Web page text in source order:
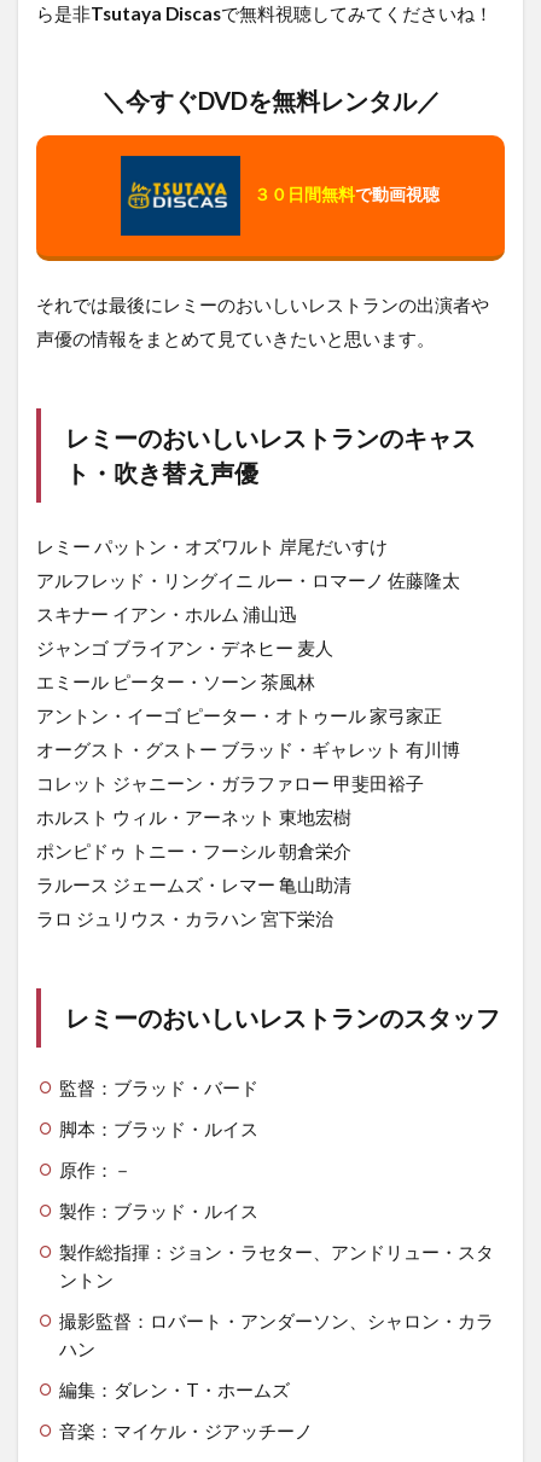
ら是非Tsutaya Discasで無料視聴してみてくださいね！
＼今すぐDVDを無料レンタル／
３０日間無料で動画視聴
それでは最後にレミーのおいしいレストランの出演者や
声優の情報をまとめて見ていきたいと思います。
レミーのおいしいレストランのキャス
ト・吹き替え声優
レミー パットン・オズワルト 岸尾だいすけ
アルフレッド・リングイニ ルー・ロマーノ 佐藤隆太
スキナー イアン・ホルム 浦山迅
ジャンゴ ブライアン・デネヒー 麦人
エミール ピーター・ソーン 茶風林
アントン・イーゴ ピーター・オトゥール 家弓家正
オーグスト・グストー ブラッド・ギャレット 有川博
コレット ジャニーン・ガラファロー 甲斐田裕子
ホルスト ウィル・アーネット 東地宏樹
ポンピドゥ トニー・フーシル 朝倉栄介
ラルース ジェームズ・レマー 亀山助清
ラロ ジュリウス・カラハン 宮下栄治
レミーのおいしいレストランのスタッフ
監督：ブラッド・バード
脚本：ブラッド・ルイス
原作：－
製作：ブラッド・ルイス
製作総指揮：ジョン・ラセター、アンドリュー・スタ
ントン
撮影監督：ロバート・アンダーソン、シャロン・カラ
ハン
編集：ダレン・T・ホームズ
音楽：マイケル・ジアッチーノ